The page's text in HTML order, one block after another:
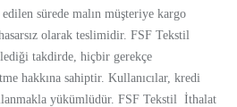
sürede malın müşteriye kargo
olarak teslimidir. FSF Tekstil
takdirde, hiçbir gerekçe
hakkına sahiptir. Kullanıcılar, kredi
yükümlüdür. FSF Tekstil İthalat